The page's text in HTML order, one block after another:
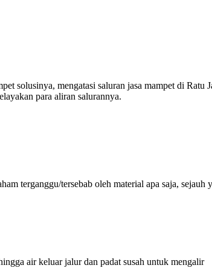
solusinya, mengatasi saluran jasa mampet di Ratu
para aliran salurannya.
terganggu/tersebab oleh material apa saja, sejauh
air keluar jalur dan padat susah untuk mengalir